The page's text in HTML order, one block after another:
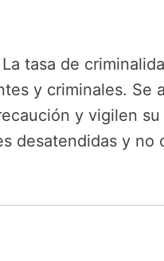
tasa de
y criminales. Se
y vigilen
desatendidas y no